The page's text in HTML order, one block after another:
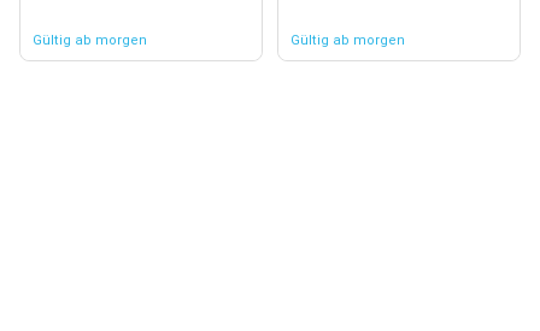
Gültig ab morgen Gültig ab morgen